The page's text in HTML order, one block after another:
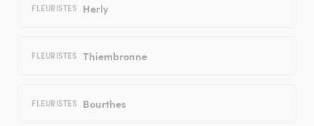
FLEURISTES Herly
FLEURISTES Thiembronne
FLEURISTES Bourthes